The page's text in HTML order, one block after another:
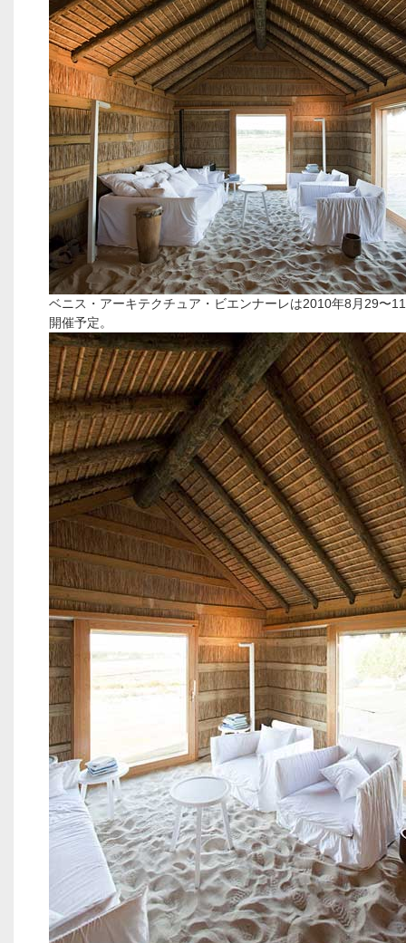
ベニス・アーキテクチュア・ビエンナーレは2010年8月29〜
開催予定。